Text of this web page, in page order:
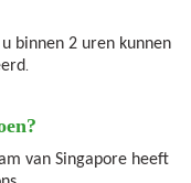
binnen 2 uren kunnen
.
van Singapore heeft